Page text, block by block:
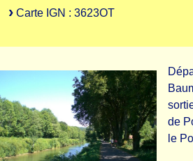
Carte IGN : 3623OT
de
le